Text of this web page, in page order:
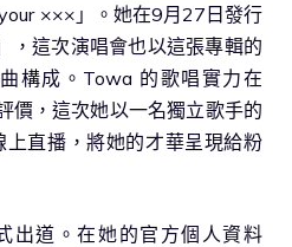
×××」。她在9月27日發行
，這次演唱會也以這張專輯的
構成。Towa 的歌唱實力在
價，這次她以一名獨立歌手的
直播，將她的才華呈現給粉
出道。在她的官方個人資料